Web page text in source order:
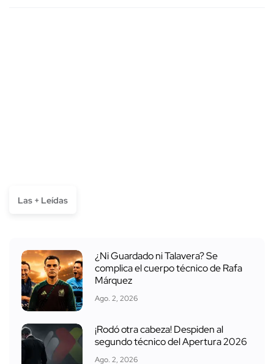
Las + Leídas
¿Ni Guardado ni Talavera? Se
complica el cuerpo técnico de Rafa
Márquez
Ago. 2, 2026
¡Rodó otra cabeza! Despiden al
segundo técnico del Apertura 2026
Ago. 2, 2026